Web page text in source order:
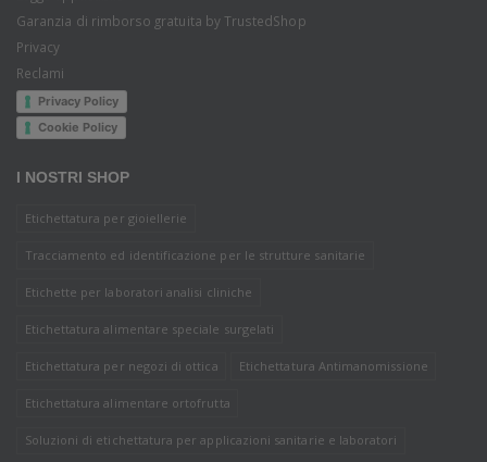
Garanzia di rimborso gratuita by TrustedShop
Privacy
Reclami
Privacy Policy
Cookie Policy
I NOSTRI SHOP
Etichettatura per gioiellerie
Tracciamento ed identificazione per le strutture sanitarie
Etichette per laboratori analisi cliniche
Etichettatura alimentare speciale surgelati
Etichettatura per negozi di ottica Etichettatura Antimanomissione
Etichettatura alimentare ortofrutta
Soluzioni di etichettatura per applicazioni sanitarie e laboratori